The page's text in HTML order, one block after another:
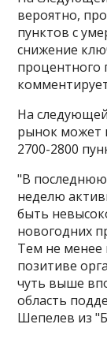
вероятно,
пунктов с
снижение
процентного
На
рынок может
2700-2800
"В
неделю
быть
новогодних
Тем не менее
позитиве
чуть выше
область
Шепелев из